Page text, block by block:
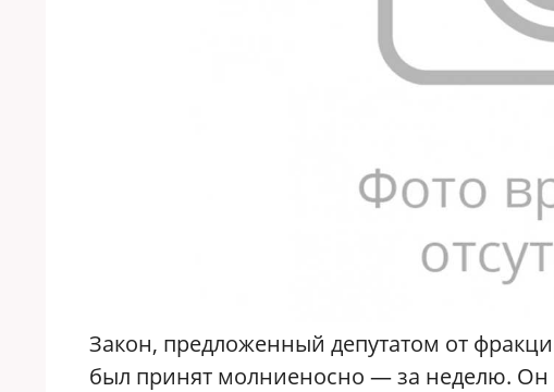
Закон, предложенный депутатом от
был принят молниеносно — за неделю. Он